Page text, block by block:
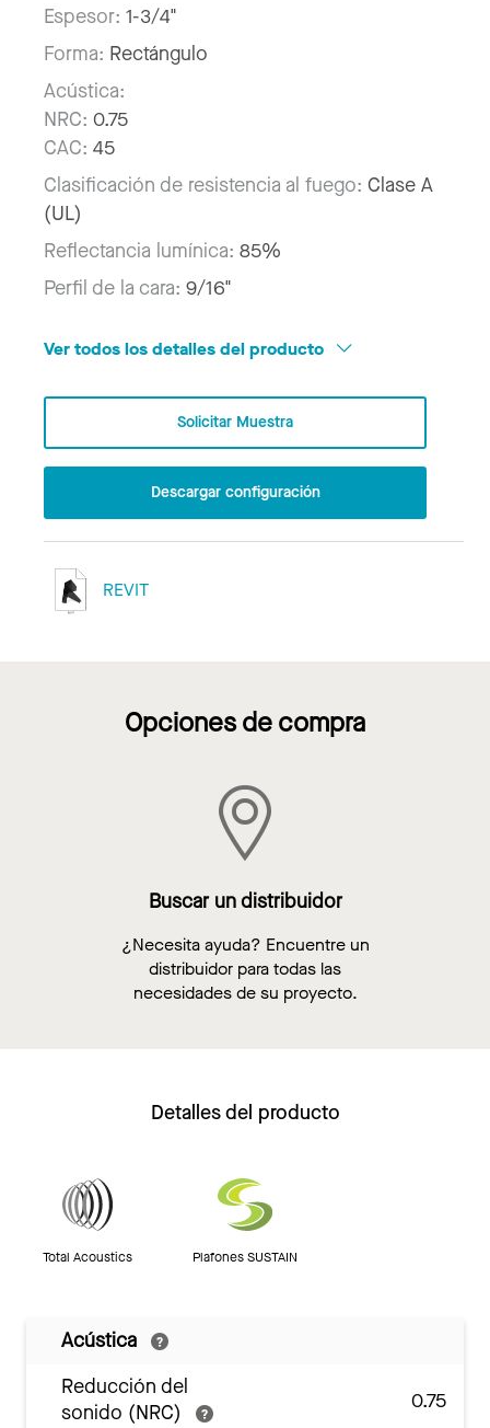
Espesor: 1-3/4"
Forma: Rectángulo
Acústica:
NRC: 0.75
CAC: 45
Clasificación de resistencia al fuego: Clase A
(UL)
Reflectancia lumínica: 85%
Perfil de la cara: 9/16"
Ver todos los detalles del producto
Solicitar Muestra
Descargar configuración
REVIT
Opciones de compra
Buscar un distribuidor
¿Necesita ayuda? Encuentre un
distribuidor para todas las
necesidades de su proyecto.
Detalles del producto
Total Acoustics Plafones SUSTAIN
Acústica
Reducción del
sonido (NRC)
0.75